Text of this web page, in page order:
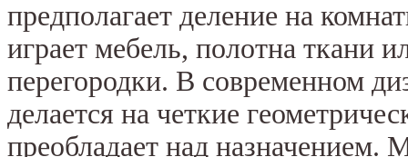
предполагает деление на
играет мебель, полотна ткани
перегородки. В современном
делается на четкие
преобладает над